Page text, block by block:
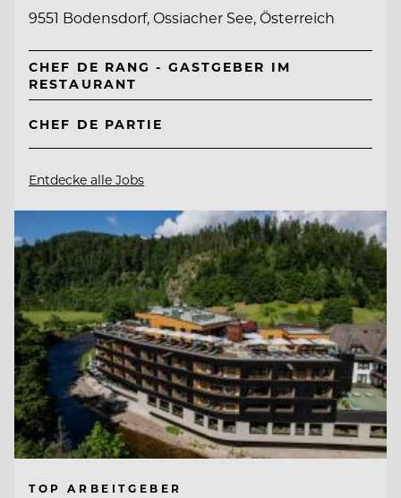
9551 Bodensdorf, Ossiacher See, Österreich
CHEF DE RANG - GASTGEBER IM
RESTAURANT
CHEF DE PARTIE
Entdecke alle Jobs
TOP ARBEITGEBER